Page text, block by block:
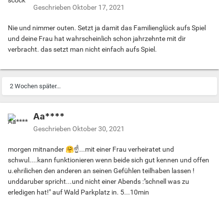
Geschrieben Oktober 17, 2021
Nie und nimmer outen. Setzt ja damit das Familienglück aufs Spiel
und deine Frau hat wahrscheinlich schon jahrzehnte mit dir
verbracht. das setzt man nicht einfach aufs Spiel.
2 Wochen später...
Aa****
Geschrieben Oktober 30, 2021
morgen mitnander 🤗☝...mit einer Frau verheiratet und
schwul....kann funktionieren wenn beide sich gut kennen und offen
u.ehrilichen den anderen an seinen Gefühlen teilhaben lassen !
unddaruber spricht...und nicht einer Abends :"schnell was zu
erledigen hat!" auf Wald Parkplatz in. 5...10min